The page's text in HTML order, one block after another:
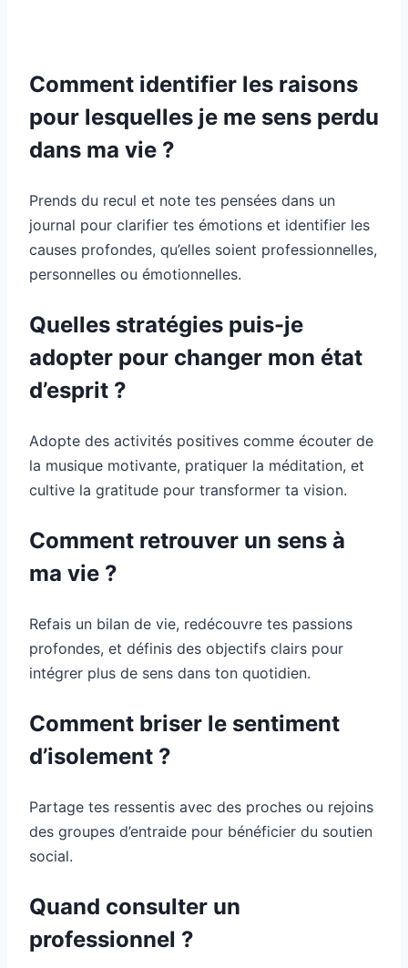
Comment identifier les raisons
pour lesquelles je me sens perdu
dans ma vie ?
Prends du recul et note tes pensées dans un
journal pour clarifier tes émotions et identifier les
causes profondes, qu’elles soient professionnelles,
personnelles ou émotionnelles.
Quelles stratégies puis-je
adopter pour changer mon état
d’esprit ?
Adopte des activités positives comme écouter de
la musique motivante, pratiquer la méditation, et
cultive la gratitude pour transformer ta vision.
Comment retrouver un sens à
ma vie ?
Refais un bilan de vie, redécouvre tes passions
profondes, et définis des objectifs clairs pour
intégrer plus de sens dans ton quotidien.
Comment briser le sentiment
d’isolement ?
Partage tes ressentis avec des proches ou rejoins
des groupes d’entraide pour bénéficier du soutien
social.
Quand consulter un
professionnel ?